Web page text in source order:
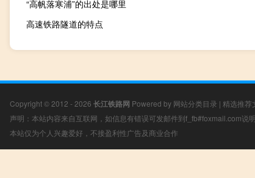
“高帆落寒浦”的出处是哪里
高速铁路隧道的特点
Copyright © 2012 - 2026 长江铁路网 Powered by 网站分类目录 | 精选推荐
声明：本站内容来自互联网，如信息有错误可发邮件到f_fb#foxmail.com说
本站仅为个人兴趣爱好，不接盈利性广告及商业合作